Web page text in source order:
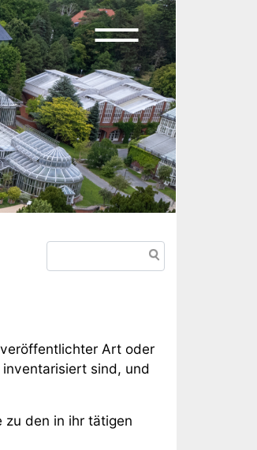
Art oder
sind, und
zu den in ihr tätigen